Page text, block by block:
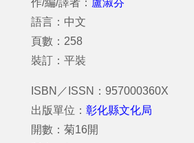
作/編/譯者： 盧淑芬
語言：中文
頁數：258
裝訂：平裝
ISBN／ISSN：957000360X
出版單位： 彰化縣文化局
開數：菊16開